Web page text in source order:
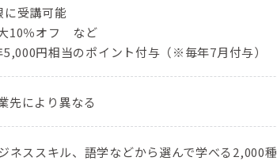
受講可能
10％オフ など
円相当のポイント付与（※毎年7月付与）
先により異なる
ネススキル、語学などから選んで学べる2,000